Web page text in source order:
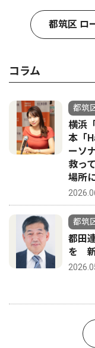
都筑区 ロ
コラム
都筑
横浜
本「
ーソ
救っ
場所
都筑
都田
を 新